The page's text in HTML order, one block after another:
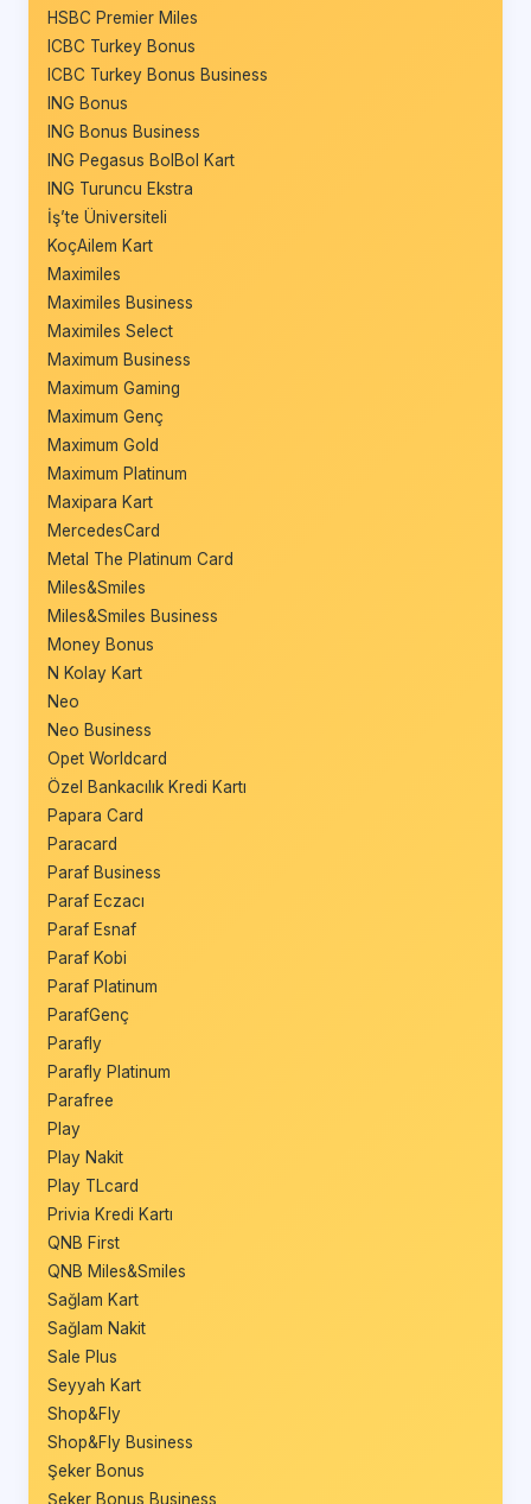
HSBC Premier Miles
ICBC Turkey Bonus
ICBC Turkey Bonus Business
ING Bonus
ING Bonus Business
ING Pegasus BolBol Kart
ING Turuncu Ekstra
İş’te Üniversiteli
KoçAilem Kart
Maximiles
Maximiles Business
Maximiles Select
Maximum Business
Maximum Gaming
Maximum Genç
Maximum Gold
Maximum Platinum
Maxipara Kart
MercedesCard
Metal The Platinum Card
Miles&Smiles
Miles&Smiles Business
Money Bonus
N Kolay Kart
Neo
Neo Business
Opet Worldcard
Özel Bankacılık Kredi Kartı
Papara Card
Paracard
Paraf Business
Paraf Eczacı
Paraf Esnaf
Paraf Kobi
Paraf Platinum
ParafGenç
Parafly
Parafly Platinum
Parafree
Play
Play Nakit
Play TLcard
Privia Kredi Kartı
QNB First
QNB Miles&Smiles
Sağlam Kart
Sağlam Nakit
Sale Plus
Seyyah Kart
Shop&Fly
Shop&Fly Business
Şeker Bonus
Şeker Bonus Business